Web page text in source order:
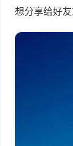
想分享给好